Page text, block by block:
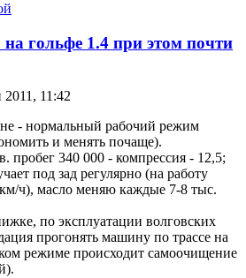
гольфе 1.4 при этом почти
2011, 11:42
- нормальный рабочий режим
и менять почаще).
пробег 340 000 - компрессия - 12,5;
под зад регулярно (на работу
ч), масло меняю каждые 7-8 тыс.
по эксплуатации волговских
прогонять машину по трассе на
режиме происходит самоочищение